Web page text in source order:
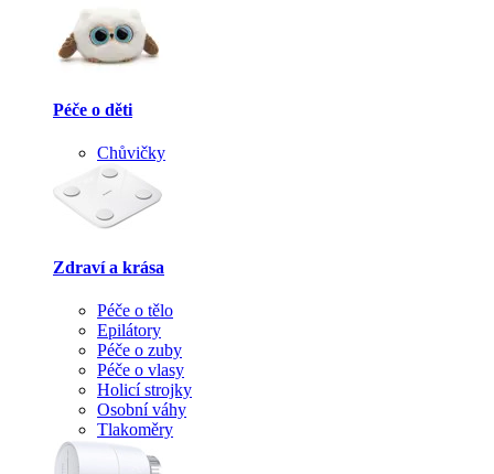
Péče o děti
Chůvičky
Zdraví a krása
Péče o tělo
Epilátory
Péče o zuby
Péče o vlasy
Holicí strojky
Osobní váhy
Tlakoměry